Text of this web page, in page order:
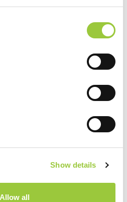
Show details
Allow all
zu Fuß entfernt vom